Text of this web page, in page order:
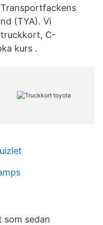
(TYA). Vi
C-
kurs .
sedan